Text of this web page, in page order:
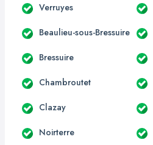
Verruyes
Beaulieu-sous-Bressuire
Bressuire
Chambroutet
Clazay
Noirterre